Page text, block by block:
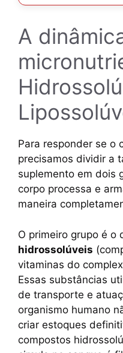
A
Para responder se o
precisamos dividir a
suplemento em dois
corpo processa e
maneira
O primeiro grupo é o
hidrossolúveis
vitaminas do
Essas substâncias
de transporte e
organismo humano
criar estoques
compostos